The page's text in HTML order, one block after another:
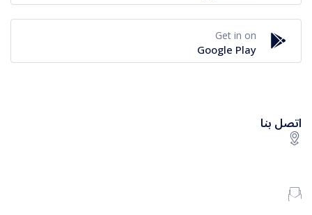
Get in on
Google Play
اتصل بنا